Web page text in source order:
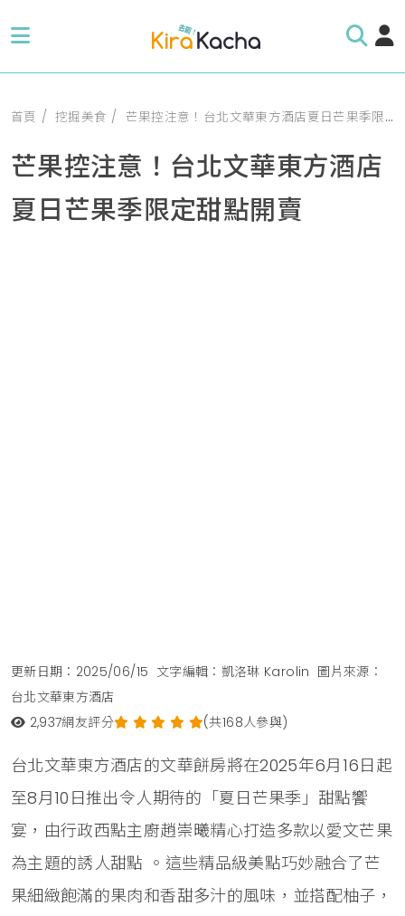
首頁 挖掘美食 芒果控注意！台北文華東方酒店夏日芒果季限定甜點開賣
芒果控注意！台北文華東方酒店
夏日芒果季限定甜點開賣
更新日期：2025/06/15 文字編輯：凱洛琳 Karolin 圖片來源：
台北文華東方酒店
2,937網友評分 (共168人參與)
台北文華東方酒店的文華餅房將在2025年6月16日起
至8月10日推出令人期待的「夏日芒果季」甜點饗
宴，由行政西點主廚趙崇曦精心打造多款以愛文芒果
為主題的誘人甜點 。這些精品級美點巧妙融合了芒
果細緻飽滿的果肉和香甜多汁的風味，並搭配柚子，